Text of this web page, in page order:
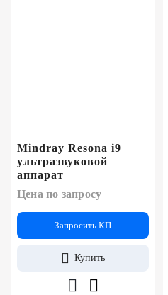
Mindray Resona i9
ультразвуковой
аппарат
Цена по запросу
Запросить КП
Купить